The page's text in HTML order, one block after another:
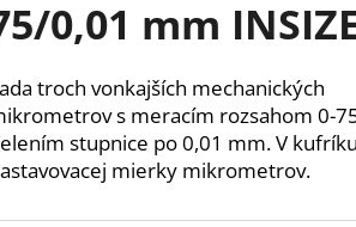
0,01 mm
troch vonkajších mechanických
s meracím rozsahom 0-
stupnice po 0,01 mm. V
mierky mikrometrov.